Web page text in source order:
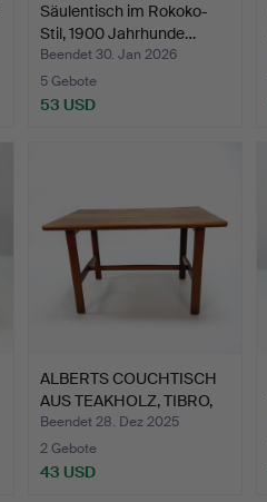
Säulentisch im Rokoko-
Stil, 1900 Jahrhunde…
Beendet 30. Jan 2026
5 Gebote
53 USD
ALBERTS COUCHTISCH
AUS TEAKHOLZ, TIBRO,
sc…
Beendet 28. Dez 2025
2 Gebote
43 USD